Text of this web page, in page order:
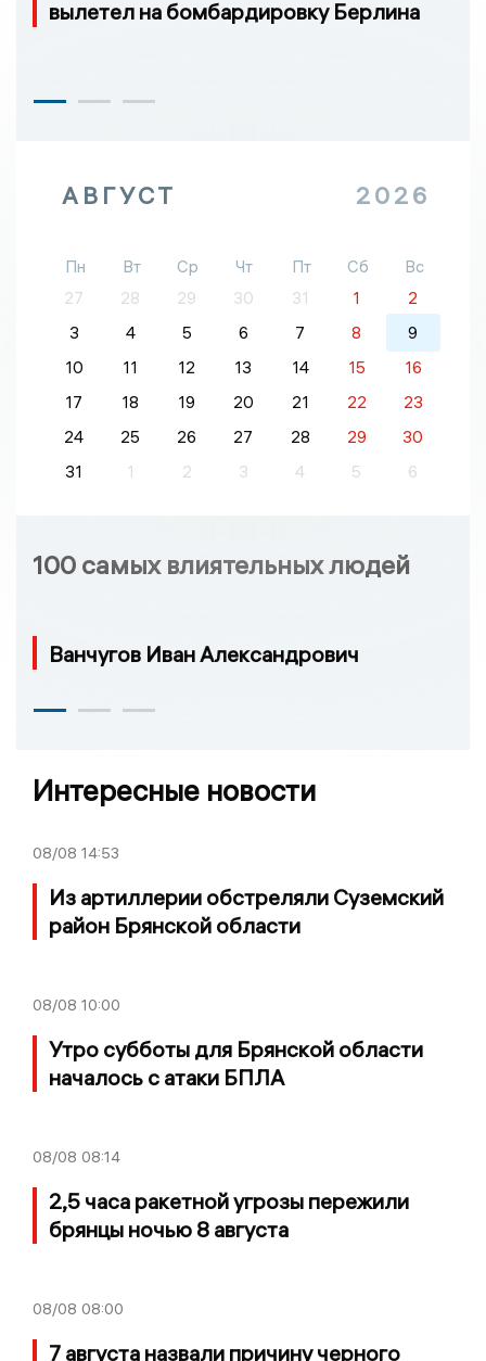
вылетел на бомбардировку Берлина
АВГУСТ 2026
Пн Вт Ср Чт Пт Сб
Вс
27
28 29 30 31 1
2
3
4 5 6 7 8
9
10
11 12 13 14 15
16
17
18 19 20 21 22
23
24
25 26 27 28 29
30
31
1 2 3 4 5 6
100 самых влиятельных людей
Ванчугов Иван Александрович
Интересные новости
08/08 14:53
Из артиллерии обстреляли Суземский
район Брянской области
08/08 10:00
Утро субботы для Брянской области
началось с атаки БПЛА
08/08 08:14
2,5 часа ракетной угрозы пережили
брянцы ночью 8 августа
08/08 08:00
7 августа назвали причину черного